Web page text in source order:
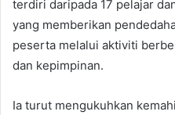
terdiri daripada 17 pelajar
yang memberikan
peserta melalui aktiviti
dan kepimpinan.
Ia turut mengukuhkan